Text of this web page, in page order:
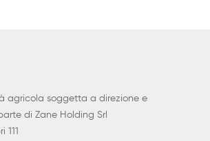
agricola soggetta a direzione e
di Zane Holding Srl